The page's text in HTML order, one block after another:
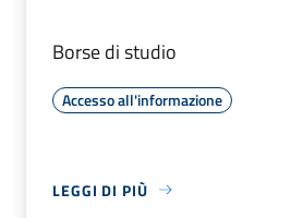
Borse di studio
Accesso all'informazione
LEGGI DI PIÙ